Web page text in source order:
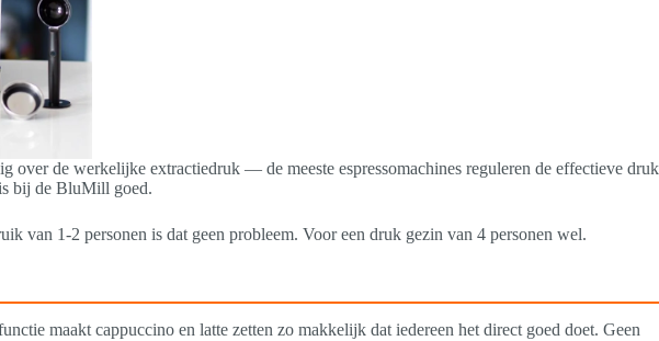
over de werkelijke extractiedruk — de meeste espressomachines reguleren de effectieve druk
bij de BluMill goed.
van 1-2 personen is dat geen probleem. Voor een druk gezin van 4 personen wel.
maakt cappuccino en latte zetten zo makkelijk dat iedereen het direct goed doet. Geen